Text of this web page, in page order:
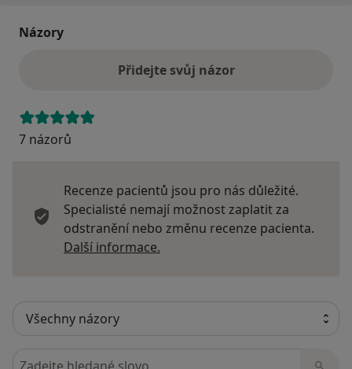
Názory
Přidejte svůj názor
7 názorů
Recenze pacientů jsou pro nás důležité.
Specialisté nemají možnost zaplatit za
odstranění nebo změnu recenze pacienta.
Další informace.
Hledejte v názorech